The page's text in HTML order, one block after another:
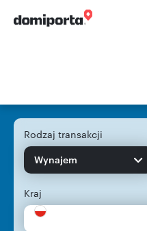
Rodzaj transakcji
Wynajem
Kraj